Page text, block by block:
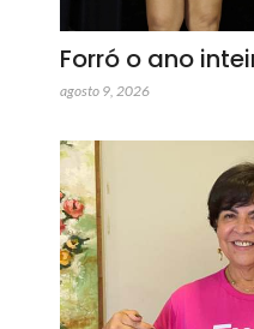
Forró o ano
agosto 9, 2026